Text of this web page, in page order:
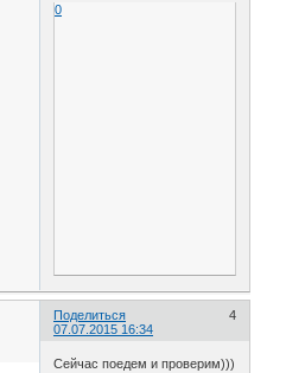
0
Поделиться
4
07.07.2015 16:34
Сейчас поедем и проверим)))